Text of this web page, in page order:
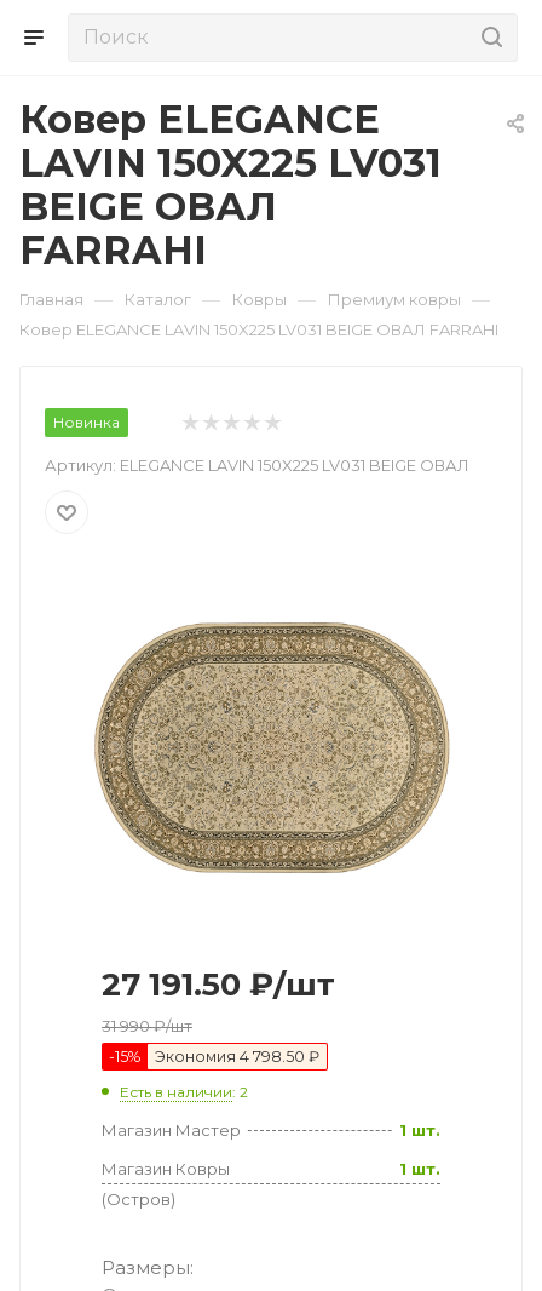
Ковер ELEGANCE
LAVIN 150X225 LV031
BEIGE ОВАЛ
FARRAHI
Главная — Каталог — Ковры — Премиум ковры —
Ковер ELEGANCE LAVIN 150X225 LV031 BEIGE ОВАЛ FARRAHI
Новинка
Артикул: ELEGANCE LAVIN 150X225 LV031 BEIGE ОВАЛ
27 191.50 ₽/шт
31 990₽/шт
-15% Экономия 4 798.50 ₽
Есть в наличии: 2
Магазин Мастер
1 шт.
Магазин Ковры
(Остров)
1 шт.
Размеры: